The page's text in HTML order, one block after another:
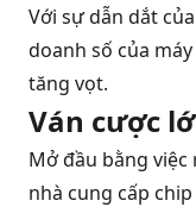
Với sự dẫn dắt
doanh số của
tăng vọt.
Ván cược
Mở đầu bằng
nhà cung cấp